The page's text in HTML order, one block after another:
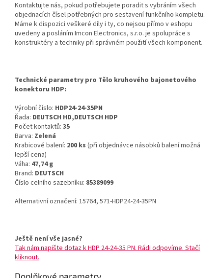
Kontaktujte nás, pokud potřebujete poradit s vybráním všech
objednacích čísel potřebných pro sestavení funkčního kompletu.
Máme k dispozici veškeré díly i ty, co nejsou přímo v eshopu
uvedeny a posláním Imcon Electronics, s.r.o. je spolupráce s
konstruktéry a techniky při správném použití všech komponent.
Technické parametry pro Tělo kruhového bajonetového
konektoru HDP:
Výrobní číslo: HDP24-24-35PN
Řada: DEUTSCH HD,DEUTSCH HDP
Počet kontaktů: 35
Barva: Zelená
Krabicové balení: 200 ks (při objednávce násobků balení možná
lepší cena)
Váha: 47,74 g
Brand: DEUTSCH
Číslo celního sazebníku: 85389099
Alternativní označení: 15764, 571-HDP24-24-35PN
Ještě není vše jasné?
Tak nám napište dotaz k HDP 24-24-35 PN. Rádi odpovíme. Stačí
kliknout.